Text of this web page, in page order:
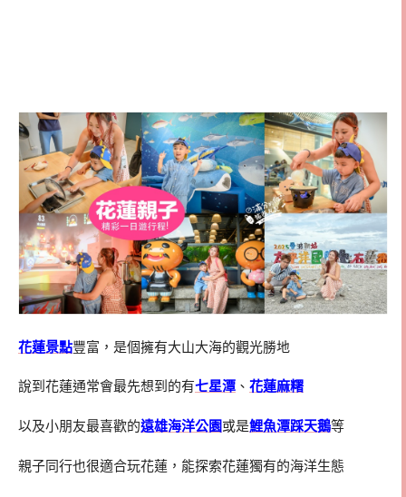
花蓮景點豐富，是個擁有大山大海的觀光勝地
說到花蓮通常會最先想到的有七星潭 、 花蓮麻糬
以及小朋友最喜歡的遠雄海洋公園或是鯉魚潭踩天鵝等
親子同行也很適合玩花蓮，能探索花蓮獨有的海洋生態